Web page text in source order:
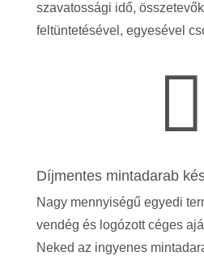
szavatossági idő,
feltüntetésével, egyesével

Díjmentes mintadarab
Nagy mennyiségű egyedi
vendég és logózott céges
Neked az ingyenes